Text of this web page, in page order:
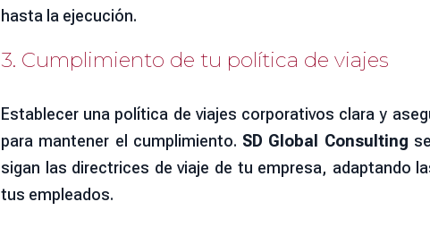
hasta la ejecución.
3. Cumplimiento de tu política de viajes
Establecer una política de viajes corporativos clara y
para mantener el cumplimiento. SD Global Consulting
sigan las directrices de viaje de tu empresa, adaptando
tus empleados.